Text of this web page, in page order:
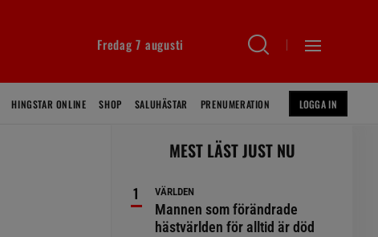
Fredag 7 augusti
HINGSTAR ONLINE SHOP SALUHÄSTAR PRENUMERATION LOGGA IN
MEST LÄST JUST NU
VÄRLDEN
Mannen som förändrade
hästvärlden för alltid är död